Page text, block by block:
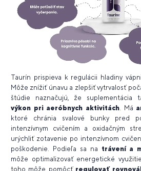
Taurín prispieva k regulácii hladiny
Môže znížiť únavu a zlepšiť vytrvalosť
štúdie naznačujú, že suplementácia
výkon pri aeróbnych aktivitách . Má
ktoré chránia svalové bunky pred
intenzívnym cvičením a oxidačným
urýchliť zotavenie po intenzívnom
poškodenie. Podieľa sa na trávení a
môže optimalizovať energetické
toho môže pomôcť regulovať